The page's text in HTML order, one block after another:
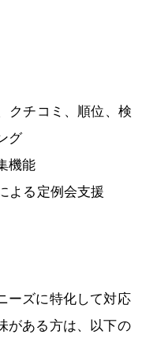
クチコミ、順位、検
グ
機能
よる定例会支援
ーズに特化して対応
がある方は、以下の